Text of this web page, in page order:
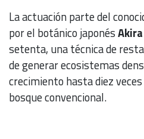
La actuación parte del
por el botánico japonés
setenta, una técnica de
de generar ecosistemas
crecimiento hasta diez
bosque convencional.